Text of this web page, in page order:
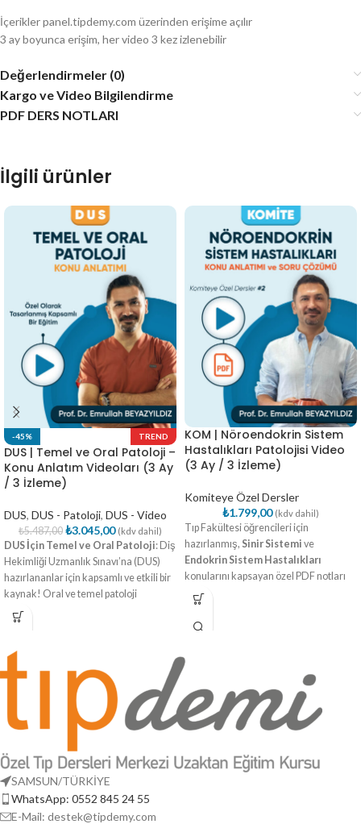
İçerikler panel.tipdemy.com üzerinden erişime açılır
3 ay boyunca erişim, her video 3 kez izlenebilir
Değerlendirmeler (0)
Kargo ve Video Bilgilendirme
PDF DERS NOTLARI
İlgili ürünler
-45% TREND
DUS | Temel ve Oral Patoloji –
Konu Anlatım Videoları (3 Ay
/ 3 İzleme)
DUS, DUS - Patoloji, DUS - Video
₺5.487,00 ₺3.045,00 (kdv dahil)
DUS İçin Temel ve Oral Patoloji: Diş
Hekimliği Uzmanlık Sınavı’na (DUS)
hazırlananlar için kapsamlı ve etkili bir
kaynak! Oral ve temel patoloji
konularını detaylı şekilde öğrenin,
sınava tam donanımlı hazırlanın.
⚠️
Dikkat:Bu ürün
yalnızca dijital video
içeriğinden
oluşmaktadır. Basılı
veya dijital kitap
ürüne dahil değildir.
KOM | Nöroendokrin Sistem
Hastalıkları Patolojisi Video
(3 Ay / 3 İzleme)
Komiteye Özel Dersler
₺1.799,00 (kdv dahil)
Tıp Fakültesi öğrencileri için
hazırlanmış, Sinir Sistemi ve
Endokrin Sistem Hastalıkları
konularını kapsayan özel PDF notları
ve 14 videoluk entegre eğitim paketi!
Tüm önemli başlıkları sade
anlatımlarla kavrayın, sınavlara
Paket İçeriği:
PDF DERS NOTLARI (Kişiye Özel PDF
Ders NOTLARI Mail Üzerinden
İletilecektir.)
(panel.tipdemy.com üzerinden
izleyebileceğiniz PDF ile uyumlu 14
SAMSUN/TÜRKİYE
WhatsApp: 0552 845 24 55
E-Mail: destek@tipdemy.com